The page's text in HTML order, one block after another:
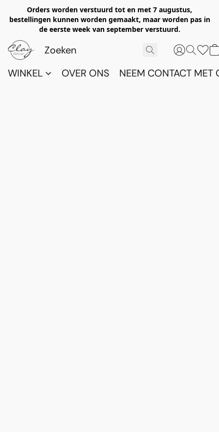
Orders worden verstuurd tot en met 7 augustus,
bestellingen kunnen worden gemaakt, maar worden pas in
de eerste week van september verstuurd.
WINKEL OVER ONS NEEM CONTACT MET